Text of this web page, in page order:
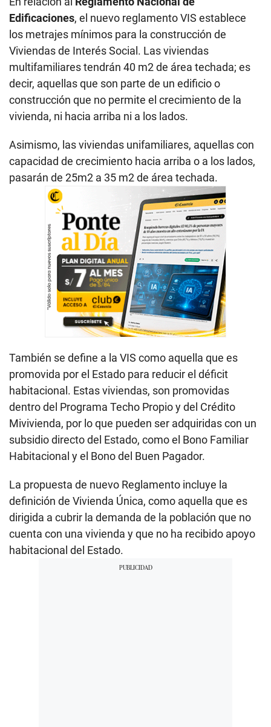
Edificaciones, el nuevo reglamento VIS establece
los metrajes mínimos para la construcción de
Viviendas de Interés Social. Las viviendas
multifamiliares tendrán 40 m2 de área techada; es
decir, aquellas que son parte de un edificio o
construcción que no permite el crecimiento de la
vivienda, ni hacia arriba ni a los lados.
Asimismo, las viviendas unifamiliares, aquellas con
capacidad de crecimiento hacia arriba o a los lados,
pasarán de 25m2 a 35 m2 de área techada.
También se define a la VIS como aquella que es
promovida por el Estado para reducir el déficit
habitacional. Estas viviendas, son promovidas
dentro del Programa Techo Propio y del Crédito
Mivivienda, por lo que pueden ser adquiridas con un
subsidio directo del Estado, como el Bono Familiar
Habitacional y el Bono del Buen Pagador.
La propuesta de nuevo Reglamento incluye la
definición de Vivienda Única, como aquella que es
dirigida a cubrir la demanda de la población que no
cuenta con una vivienda y que no ha recibido apoyo
habitacional del Estado.